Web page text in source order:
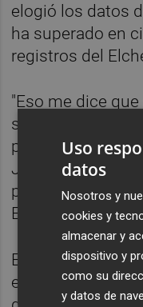
elogió los datos
ha superado en
registros del
"Eso me dice
si han logrado
porque hacen las
Josan, quien
puede tener la
Elche "pero no
El crevillentino
eliminatoria "ha
Uso
datos
Nosotros y
cookies y
almacenar y
dispositivo y
como su
y datos de